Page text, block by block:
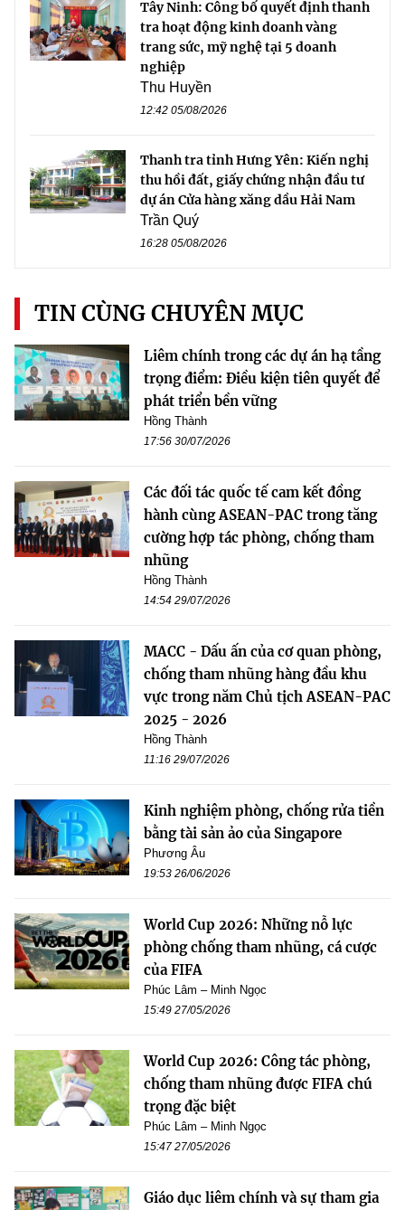
Tây Ninh: Công bố quyết định thanh
tra hoạt động kinh doanh vàng
trang sức, mỹ nghệ tại 5 doanh
nghiệp
Thu Huyền
12:42 05/08/2026
Thanh tra tỉnh Hưng Yên: Kiến nghị
thu hồi đất, giấy chứng nhận đầu tư
dự án Cửa hàng xăng dầu Hải Nam
Trần Quý
16:28 05/08/2026
TIN CÙNG CHUYÊN MỤC
Liêm chính trong các dự án hạ tầng
trọng điểm: Điều kiện tiên quyết để
phát triển bền vững
Hồng Thành
17:56 30/07/2026
Các đối tác quốc tế cam kết đồng
hành cùng ASEAN-PAC trong tăng
cường hợp tác phòng, chống tham
nhũng
Hồng Thành
14:54 29/07/2026
MACC - Dấu ấn của cơ quan phòng,
chống tham nhũng hàng đầu khu
vực trong năm Chủ tịch ASEAN-PAC
2025 - 2026
Hồng Thành
11:16 29/07/2026
Kinh nghiệm phòng, chống rửa tiền
bằng tài sản ảo của Singapore
Phương Âu
19:53 26/06/2026
World Cup 2026: Những nỗ lực
phòng chống tham nhũng, cá cược
của FIFA
Phúc Lâm – Minh Ngọc
15:49 27/05/2026
World Cup 2026: Công tác phòng,
chống tham nhũng được FIFA chú
trọng đặc biệt
Phúc Lâm – Minh Ngọc
15:47 27/05/2026
Giáo dục liêm chính và sự tham gia